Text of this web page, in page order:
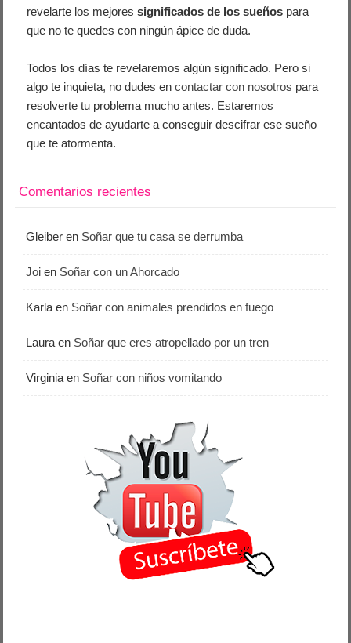
revelarte los mejoressignificados de los sueños para
que no te quedes con ningún ápice de duda.
Todos los días te revelaremos algún significado. Pero si
algo te inquieta, no dudes encontactar con nosotros para
resolverte tu problema mucho antes. Estaremos
encantados de ayudarte a conseguir descifrar ese sueño
que te atormenta.
Comentarios recientes
Gleiber en Soñar que tu casa se derrumba
Joi en Soñar con un Ahorcado
Karla en Soñar con animales prendidos en fuego
Laura en Soñar que eres atropellado por un tren
Virginia en Soñar con niños vomitando